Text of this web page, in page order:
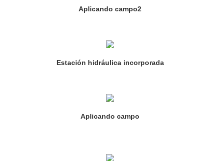
Aplicando campo2
Estación hidráulica incorporada
Aplicando campo